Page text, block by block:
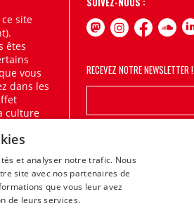
site
êtes
vous
dans les
culture
RECEVEZ NOTRE NEWSLETTER !
et analyser notre trafic. Nous
site avec nos partenaires de
que vous leur avez
de leurs services.